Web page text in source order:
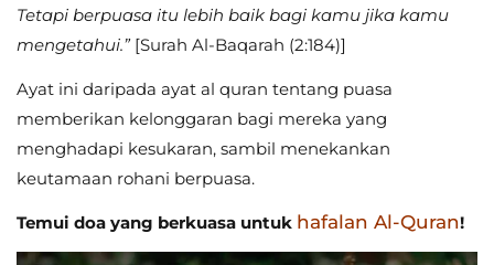
Tetapi berpuasa itu lebih baik bagi kamu jika kamu
mengetahui.”[Surah Al-Baqarah (2:184)]
Ayat ini daripada ayat al quran tentang puasa
memberikan kelonggaran bagi mereka yang
menghadapi kesukaran, sambil menekankan
keutamaan rohani berpuasa.
Temui doa yang berkuasa untuk hafalan Al-Quran!